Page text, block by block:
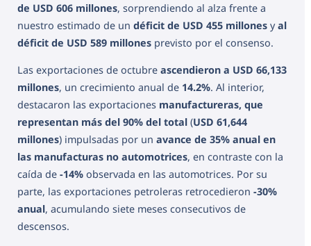
de USD 606 millones, sorprendiendo al alza frente a
nuestro estimado de un déficit de USD 455 millones yal
déficit de USD 589 millones previsto por el consenso.
Las exportaciones de octubre ascendieron a USD 66,133
millones, un crecimiento anual de 14.2%. Al interior,
destacaron las exportaciones manufactureras, que
representan más del 90% del total (USD 61,644
millones) impulsadas por un avance de 35% anual en
las manufacturas no automotrices, en contraste con la
caída de -14% observada en las automotrices. Por su
parte, las exportaciones petroleras retrocedieron -30%
anual, acumulando siete meses consecutivos de
descensos.